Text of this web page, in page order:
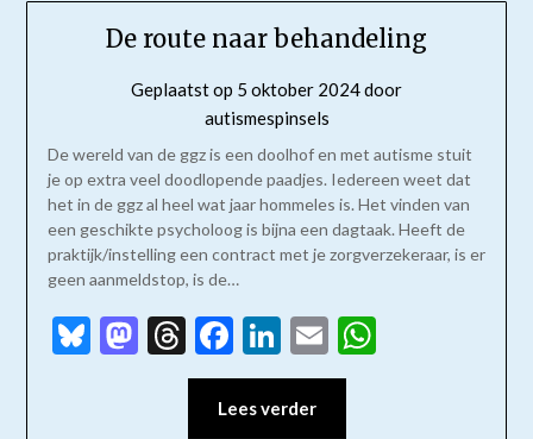
De route naar behandeling
Geplaatst op 5 oktober 2024door
autismespinsels
De wereld van de ggz is een doolhof en met autisme stuit
je op extra veel doodlopende paadjes. Iedereen weet dat
het in de ggz al heel wat jaar hommeles is. Het vinden van
een geschikte psycholoog is bijna een dagtaak. Heeft de
praktijk/instelling een contract met je zorgverzekeraar, is er
geen aanmeldstop, is de…
Bluesky
Mastodon
Threads
Facebook
LinkedIn
Email
Lees verder